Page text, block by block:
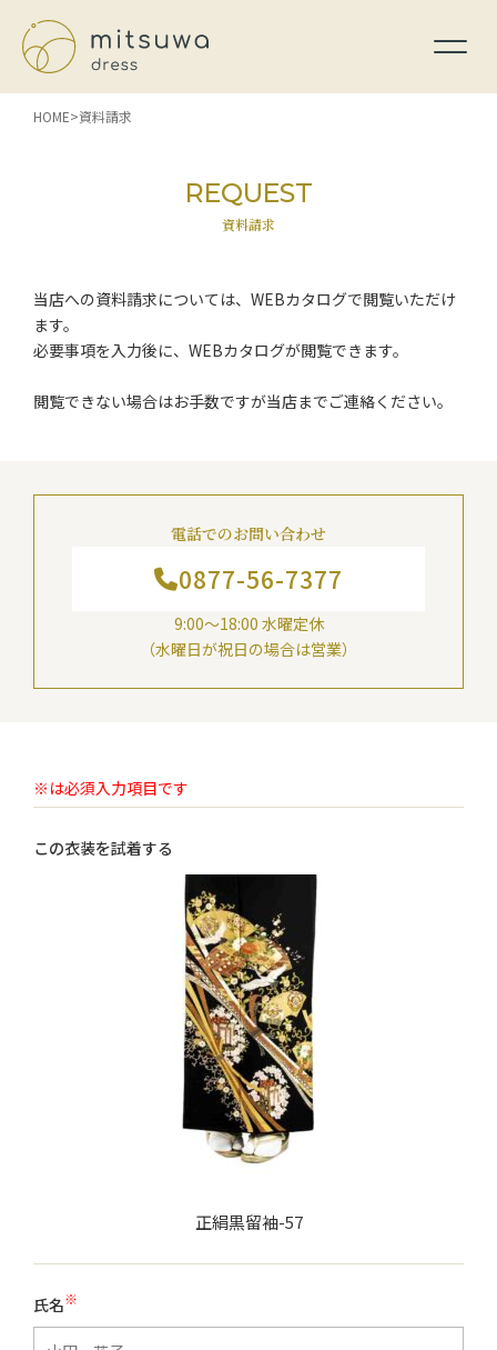
HOME 資料請求
REQUEST
資料請求
当店への資料請求については、WEBカタログで閲覧いただけ
ます。
必要事項を入力後に、WEBカタログが閲覧できます。
閲覧できない場合はお手数ですが当店までご連絡ください。
電話でのお問い合わせ
0877-56-7377
9:00～18:00 水曜定休
（水曜日が祝日の場合は営業）
※は必須入力項目です
この衣装を試着する
正絹黒留袖-57
氏名※